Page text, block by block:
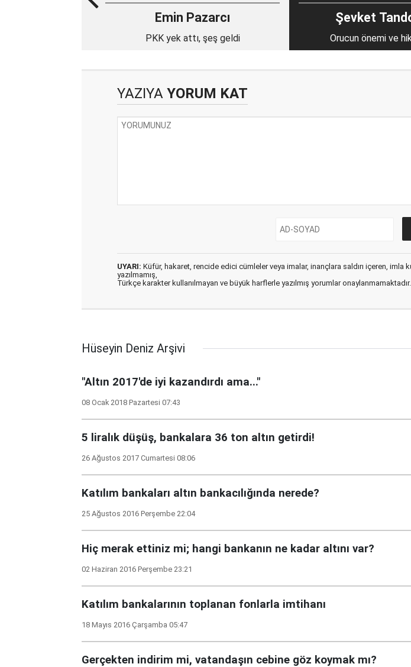
Emin Pazarcı
PKK yek attı, şeş geldi
Şevket
Orucun önemi ve
YAZIYA YORUM KAT
UYARI: Küfür, hakaret, rencide edici cümleler veya imalar, inançlara saldırı içeren, imla
yazılmamış,
Türkçe karakter kullanılmayan ve büyük harflerle yazılmış yorumlar onaylanmamaktadır.
Hüseyin Deniz Arşivi
"Altın 2017'de iyi kazandırdı ama..."
08 Ocak 2018 Pazartesi 07:43
5 liralık düşüş, bankalara 36 ton altın getirdi!
26 Ağustos 2017 Cumartesi 08:06
Katılım bankaları altın bankacılığında nerede?
25 Ağustos 2016 Perşembe 22:04
Hiç merak ettiniz mi; hangi bankanın ne kadar altını var?
02 Haziran 2016 Perşembe 23:21
Katılım bankalarının toplanan fonlarla imtihanı
18 Mayıs 2016 Çarşamba 05:47
Gerçekten indirim mi, vatandaşın cebine göz koymak mı?